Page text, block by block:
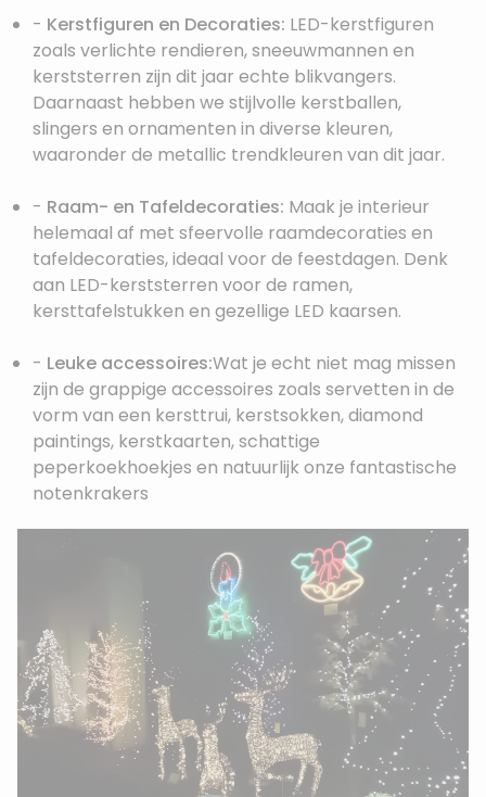
- Kerstfiguren en Decoraties: LED-kerstfiguren
zoals verlichte rendieren, sneeuwmannen en
kerststerren zijn dit jaar echte blikvangers.
Daarnaast hebben we stijlvolle kerstballen,
slingers en ornamenten in diverse kleuren,
waaronder de metallic trendkleuren van dit jaar.
- Raam- en Tafeldecoraties: Maak je interieur
helemaal af met sfeervolle raamdecoraties en
tafeldecoraties, ideaal voor de feestdagen. Denk
aan LED-kerststerren voor de ramen,
kersttafelstukken en gezellige LED kaarsen.
- Leuke accessoires:Wat je echt niet mag missen
zijn de grappige accessoires zoals servetten in de
vorm van een kersttrui, kerstsokken, diamond
paintings, kerstkaarten, schattige
peperkoekhoekjes en natuurlijk onze fantastische
notenkrakers